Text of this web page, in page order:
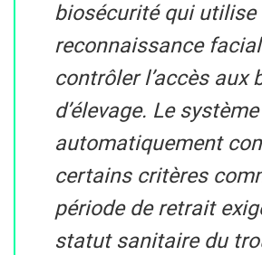
biosécurité qui utilise
reconnaissance
contrôler l’accès aux
d’élevage. Le
automatiquement
certains critères
période de retrait
statut sanitaire du